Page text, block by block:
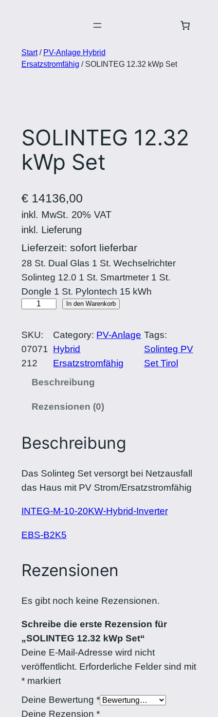
Start/ PV-Anlage Hybrid
Ersatzstromfähig / SOLINTEG 12.32 kWp Set
SOLINTEG 12.32
kWp Set
€14136,00
inkl. MwSt. 20% VAT
inkl. Lieferung
Lieferzeit: sofort lieferbar
28 St. Dual Glas 1 St. Wechselrichter
Solinteg 12.0 1 St. Smartmeter 1 St.
Dongle 1 St. Pylontech 15 kWh
SOLINTEG
kWp
Set
Menge
In den Warenkorb
SKU:
07071
212
Category: PV-Anlage
Hybrid
Ersatzstromfähig
Tags:
Solinteg PV
Set Tirol
Beschreibung
Rezensionen (0)
Beschreibung
Das Solinteg Set versorgt bei Netzausfall
das Haus mit PV Strom/Ersatzstromfähig
INTEG-M-10-20KW-Hybrid-Inverter
EBS-B2K5
Rezensionen
Es gibt noch keine Rezensionen.
Schreibe die erste Rezension für
„SOLINTEG 12.32 kWp Set“
Deine E-Mail-Adresse wird nicht
veröffentlicht. Erforderliche Felder sind mit
*markiert
Deine Bewertung *
Deine Rezension *